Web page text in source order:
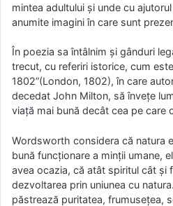
mintea adultului şi unde cu
anumite imagini în care sunt
În poezia sa întâlnim şi gânduri
trecut, cu referiri istorice, cum
1802”(London, 1802), în care
decedat John Milton, să înveţe
viaţă mai bună decât cea pe care
Wordsworth considera că natura
bună funcţionare a minţii umane,
avea ocazia, că atât spiritul cât şi
dezvoltarea prin uniunea cu
păstrează puritatea, frumuseţea,